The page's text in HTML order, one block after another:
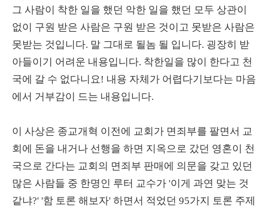
그 사람이 착한 일을 했던 악한 일을 했던 모두 상관이
없이 구원 받은 사람은 구원 받은 것이고 못받은 사람은
못받는 것입니다. 말 그대로 될놈 될 입니다. 굉장히 받
아들이기 어려운 내용입니다. 착한일을 많이 한다고 천
국에 갈 수 없다니요! 내용 자체가 어렵다기보다는 마음
에서 거부감이 드는 내용입니다.
이 사상은 종교개혁 이전에 교회가 면죄부를 팔면서 교
회에 돈을 내거나 선행을 하면 지옥으로 갔던 영혼이 천
국으로 간다는 교회의 면죄부 판매에 의문을 갖고 있던
많은 사람들 중 한명인 루터 교수가 '이게 과연 맞는 것
같냐?' '함 토론 해보자' 하면서 적었던 95가지 토론 주제